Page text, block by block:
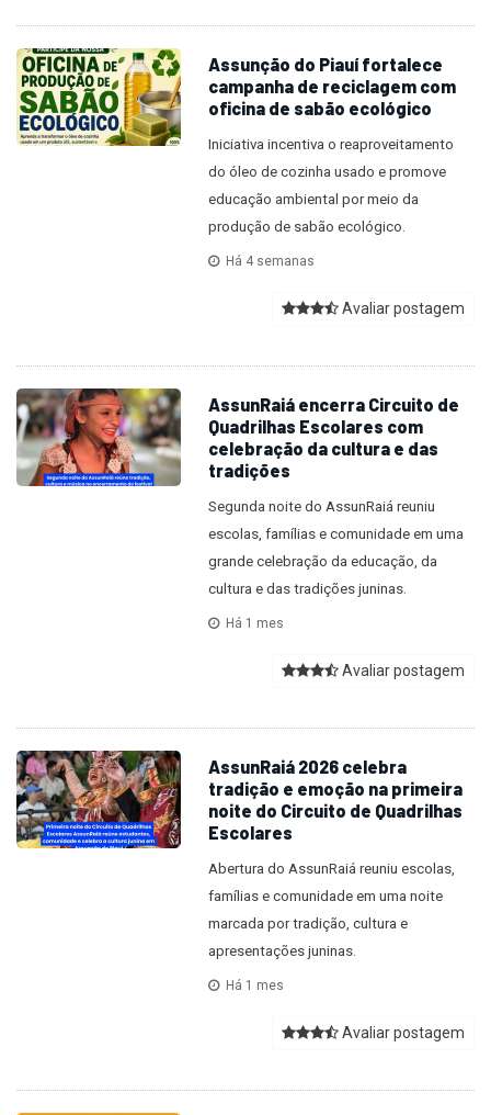
Assunção do Piauí fortalece
campanha de reciclagem com
oficina de sabão ecológico
Iniciativa incentiva o reaproveitamento
do óleo de cozinha usado e promove
educação ambiental por meio da
produção de sabão ecológico.
Há 4 semanas
Avaliar postagem
AssunRaiá encerra Circuito de
Quadrilhas Escolares com
celebração da cultura e das
tradições
Segunda noite do AssunRaiá reuniu
escolas, famílias e comunidade em uma
grande celebração da educação, da
cultura e das tradições juninas.
Há 1 mes
Avaliar postagem
AssunRaiá 2026 celebra
tradição e emoção na primeira
noite do Circuito de Quadrilhas
Escolares
Abertura do AssunRaiá reuniu escolas,
famílias e comunidade em uma noite
marcada por tradição, cultura e
apresentações juninas.
Há 1 mes
Avaliar postagem